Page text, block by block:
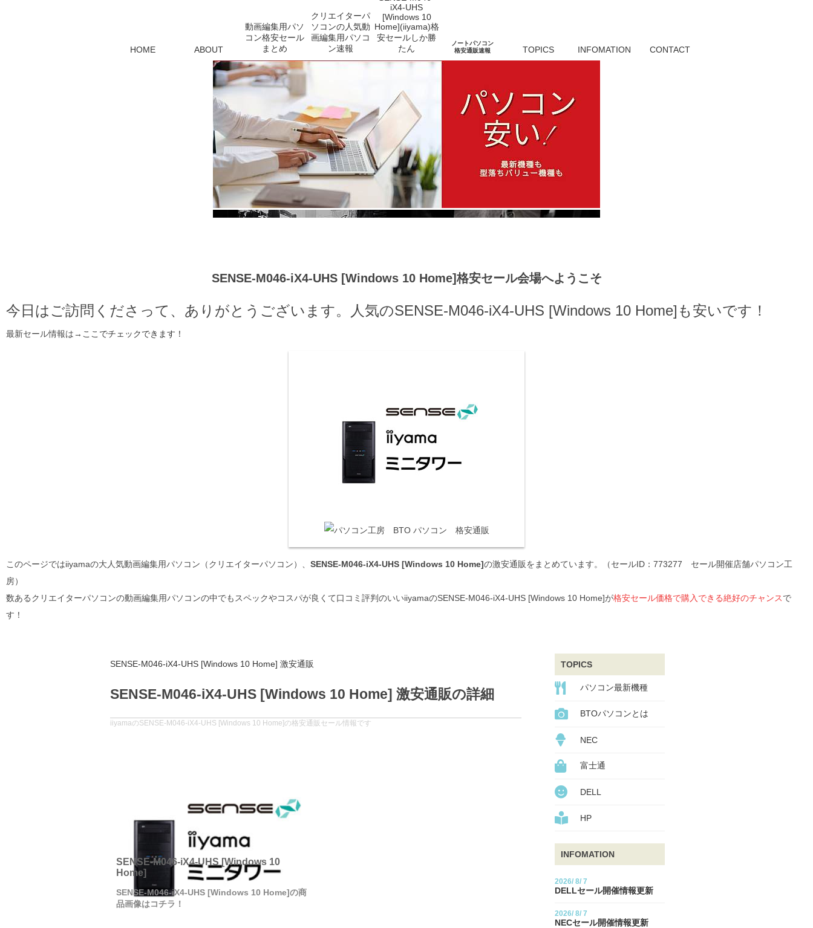
HOME ABOUT
動画編集用パソ
コン格安セール
まとめ
クリエイターパ
ソコンの人気動
画編集用パソコ
ン速報
iX4-UHS
[Windows 10
Home](iiyama)格
安セールしか勝
たん
ノートパソコン
格安通販速報
TOPICS INFOMATION CONTACT
SENSE-M046-iX4-UHS [Windows 10 Home]格安セール会場へようこそ
今日はご訪問くださって、ありがとうございます。人気のSENSE-M046-iX4-UHS [Windows 10 Home]も安いです！
最新セール情報は→ ここでチェックできます！
このページではiiyamaの大人気動画編集用パソコン（クリエイターパソコン）、 SENSE-M046-iX4-UHS [Windows 10 Home]の激安通販をまとめています。（セールID：773277 セール開催店舗パソコン工
房）
数あるクリエイターパソコンの動画編集用パソコンの中でもスペックやコスパが良くて口コミ評判のいいiiyamaのSENSE-M046-iX4-UHS [Windows 10 Home]が格安セール価格で購入できる絶好のチャンスで
す！
SENSE-M046-iX4-UHS [Windows 10 Home] 激安通販
SENSE-M046-iX4-UHS [Windows 10 Home] 激安通販の詳細
iiyamaのSENSE-M046-iX4-UHS [Windows 10 Home]の格安通販セール情報です
SENSE-M046-iX4-UHS [Windows 10
Home]
SENSE-M046-iX4-UHS [Windows 10 Home]の商
品画像はコチラ！
TOPICS
パソコン最新機種
BTOパソコンとは
NEC
富士通
DELL
HP
INFOMATION
2026/ 8/ 7
DELLセール開催情報更新
2026/ 8/ 7
NECセール開催情報更新